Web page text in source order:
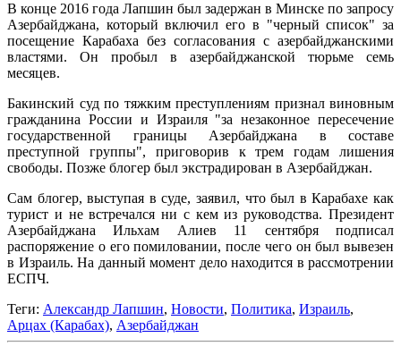
В конце 2016 года Лапшин был задержан в Минске по запросу
Азербайджана, который включил его в "черный список" за
посещение Карабаха без согласования с азербайджанскими
властями. Он пробыл в азербайджанской тюрьме семь
месяцев.
Бакинский суд по тяжким преступлениям признал виновным
гражданина России и Израиля "за незаконное пересечение
государственной границы Азербайджана в составе
преступной группы", приговорив к трем годам лишения
свободы. Позже блогер был экстрадирован в Азербайджан.
Сам блогер, выступая в суде, заявил, что был в Карабахе как
турист и не встречался ни с кем из руководства. Президент
Азербайджана Ильхам Алиев 11 сентября подписал
распоряжение о его помиловании, после чего он был вывезен
в Израиль. На данный момент дело находится в рассмотрении
ЕСПЧ.
Теги: Александр Лапшин, Новости, Политика, Израиль,
Арцах (Карабах), Азербайджан